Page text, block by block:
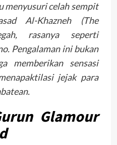
menyusuri celah sempit
Al-Khazneh (The
rasanya seperti
Pengalaman ini bukan
memberikan sensasi
jejak para
Glamour